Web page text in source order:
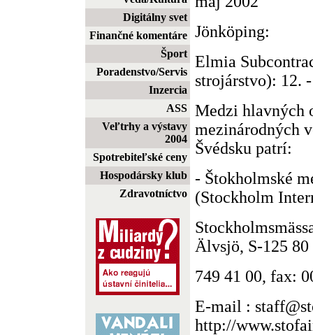
Digitálny svet
Finančné komentáre
Šport
Poradenstvo/Servis
Inzercia
ASS
Veľtrhy a výstavy
2004
Spotrebiteľské ceny
Hospodársky klub
Zdravotníctvo
Jönköping:
Elmia
strojárstvo): 12.
Medzi hlavných
mezinárodných
Švédsku patrí:
- Štokholmské
(Stockholm
Älvsjö, S-125
749 41 00, fax:
E-mail :
http://